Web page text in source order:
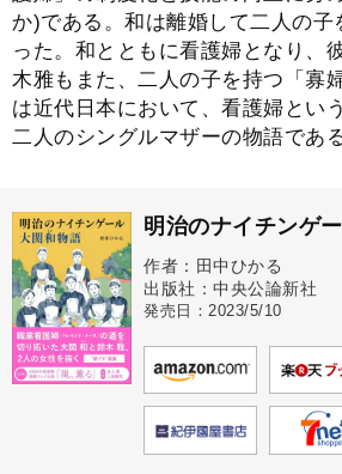
か)である。和は離婚して二人の子
った。和とともに看護婦となり、
木雅もまた、二人の子を持つ「寡
は近代日本において、看護婦とい
二人のシングルマザーの物語である
明治のナイチンゲ
作者：田中ひかる
出版社：中央公論新社
発売日：2023/5/10